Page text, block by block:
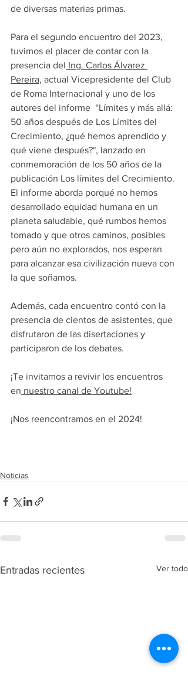
de diversas materias primas.
Para el segundo encuentro del 2023,
tuvimos el placer de contar con la
presencia del Ing. Carlos Álvarez
Pereira, actual Vicepresidente del Club
de Roma Internacional y uno de los
autores del informe  “Límites y más allá:
50 años después de Los Límites del
Crecimiento, ¿qué hemos aprendido y
qué viene después?", lanzado en
conmemoración de los 50 años de la
publicación Los límites del Crecimiento.
El informe aborda porqué no hemos
desarrollado equidad humana en un
planeta saludable, qué rumbos hemos
tomado y que otros caminos, posibles
pero aún no explorados, nos esperan
para alcanzar esa civilización nueva con
la que soñamos.
Además, cada encuentro contó con la
presencia de cientos de asistentes, que
disfrutaron de las disertaciones y
participaron de los debates.
¡Te invitamos a revivir los encuentros
en nuestro canal de Youtube!
¡Nos reencontramos en el 2024!
Noticias
Entradas recientes Ver todo